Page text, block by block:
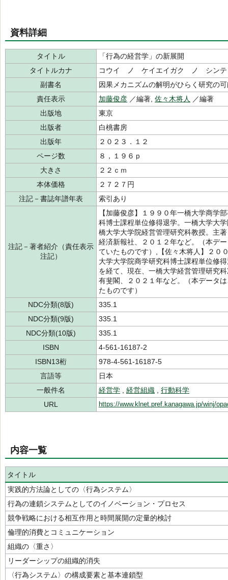
資料詳細
タイトル
「行為の経営学」の新展開
タイトルカナ
コウイ ノ ケイエイガク ノ シンテ
副書名
因果メカニズムの解明がひらく研究の
責任表示
加藤俊彦 ／編著, 佐々木将人
／編著
出版地
東京
出版者
白桃書房
出版年
２０２３．１２
ページ数
８，１９６ｐ
大きさ
２２ｃｍ
本体価格
２７２７円
注記－書誌年譜年表
索引あり
注記－著者紹介（責任表示
注記）
【加藤俊彦】１９９０年一橋大学商学
科博士課程単位修得退学。一橋大学大
橋大学大学院経営管理研究科教授。主
経済新報社、２０１２年など。（本デ
ていたものです）,【佐々木将人】２０
大学大学院商学研究科博士課程単位修
を経て、現在、一橋大学経営管理研究
有斐閣、２０２１年など。（本データ
たものです）
NDC分類(8版)
335.1
NDC分類(9版)
335.1
NDC分類(10版)
335.1
ISBN
4-561-16187-2
ISBN13桁
978-4-561-16187-5
言語等
日本
一般件名
経営学 経営組織
行動科学
URL
https://www.klnet.pref.kanagawa.jp/winj/
内容一覧
タイトル
実践的方法論としての〈行為システム〉
行為の連鎖システムとしてのイノベーション・プロセス
競争戦略における相互作用と時間展開の定量的検討
倫理的消費とコミュニケーション
組織の〈重さ〉
リーダーシップの組織的消失
〈行為システム〉の構成要素と基本連鎖型